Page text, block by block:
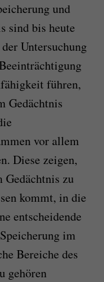
und
sind bis heute
Untersuchung
führen,
Gedächtnis
vor allem
Diese zeigen,
Gedächtnis zu
kommt, in die
entscheidende
im
Bereiche des
gehören